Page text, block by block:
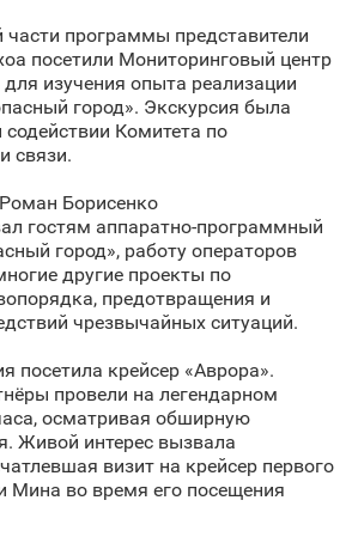
программы представители
посетили Мониторинговый центр
для изучения опыта реализации
город». Экскурсия была
Комитета по
связи.
Борисенко
гостям аппаратно-программный
город», работу операторов
другие проекты по
предотвращения и
чрезвычайных ситуаций.
посетила крейсер «Аврора».
провели на легендарном
осматривая обширную
Живой интерес вызвала
визит на крейсер первого
Мина во время его посещения